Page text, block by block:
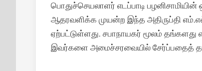
பொதுச்செயலாளர் எடப்பாடி
ஆதரவளிக்க முயன்ற இந்த அதிருப்தி
ஏற்பட்டுள்ளது. சபாநாயகர் மூலம் தங்களது
இவர்களை அமைச்சரவையில் சேர்ப்பதைத்